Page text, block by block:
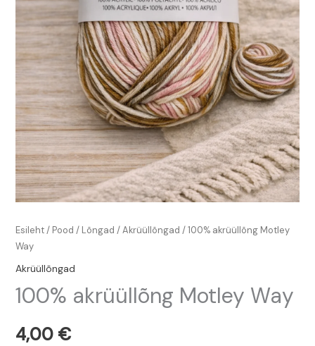
Esileht/ Pood / Lõngad /Akrüüllõngad / 100% akrüüllõng Motley
Way
Akrüüllõngad
100% akrüüllõng Motley Way
4,00 €